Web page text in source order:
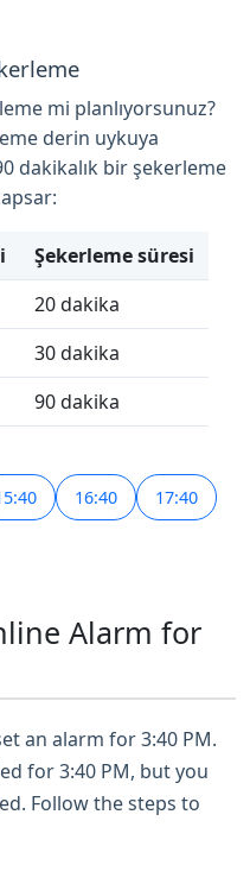
mi planlıyorsunuz?
derin uykuya
dakikalık bir şekerleme
Şekerleme süresi
20 dakika
30 dakika
90 dakika
16:40 17:40
Alarm for
an alarm for 3:40 PM.
for 3:40 PM, but you
Follow the steps to